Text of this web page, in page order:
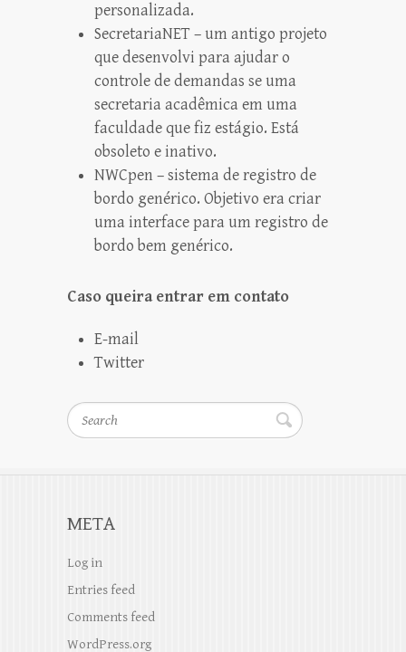
personalizada.
SecretariaNET– um antigo projeto
que desenvolvi para ajudar o
controle de demandas se uma
secretaria acadêmica em uma
faculdade que fiz estágio. Está
obsoleto e inativo.
NWCpen – sistema de registro de
bordo genérico. Objetivo era criar
uma interface para um registro de
bordo bem genérico.
Caso queira entrar em contato
E-mail
Twitter
Search
META
Log in
Entries feed
Comments feed
WordPress.org